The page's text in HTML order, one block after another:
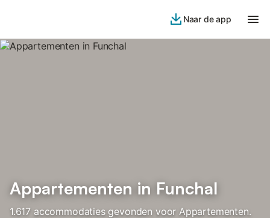
Naar de app
Appartementen in Funchal
1.617 accommodaties gevonden voor Appartementen.